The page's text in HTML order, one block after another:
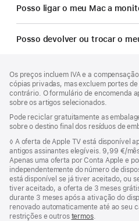
Posso ligar o meu Mac a
Posso devolver ou trocar o
de
rodapé
Os preços incluem IVA e a
cópias privadas, mas excluem portes
contrário. O formulário de encomenda
sobre os artigos selecionados.
Pode reciclar gratuitamente as
sobre o destino final dos resíduos de
Nota
de
rodapé
◊ A oferta de Apple TV está disponível
antigos assinantes elegíveis. 9,99 €/
Apenas uma oferta por Conta Apple e
independentemente do número de
está disponível se já tiver aceitado, ou
tiver aceitado, a oferta de 3 meses
durante 3 meses após a ativação do
renovado automaticamente até ao seu
restrições e outros termos.